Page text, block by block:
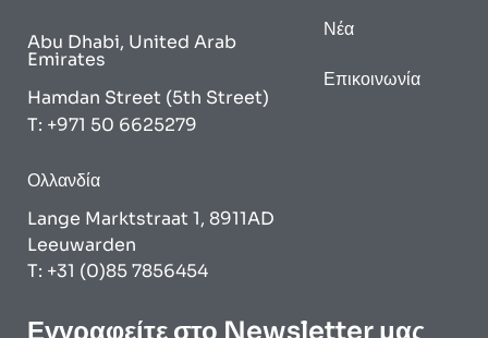
Abu Dhabi, United Arab
Emirates
Hamdan Street (5th Street)
T: +971 50 6625279
Ολλανδία
Lange Marktstraat 1, 8911AD
Leeuwarden
T: +31 (0)85 7856454
Νέα
Επικοινωνία